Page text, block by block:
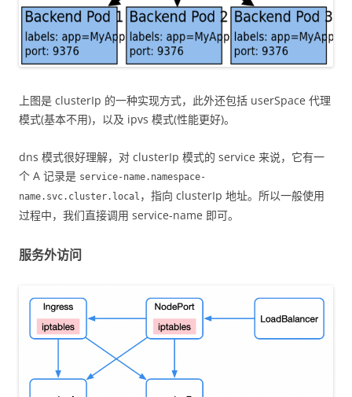
上图是 clusterIp 的一种实现方式，此外还包括 userSpace 代理
模式(基本不用)，以及 ipvs 模式(性能更好)。
dns 模式很好理解，对 clusterIp 模式的 service 来说，它有一
个 A 记录是 service-name.namespace-
name.svc.cluster.local ，指向 clusterIp 地址。所以一般使用
过程中，我们直接调用 service-name 即可。
服务外访问